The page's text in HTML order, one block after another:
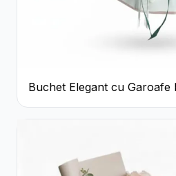
Buchet Elegant cu Garoafe
Floarea Miresei